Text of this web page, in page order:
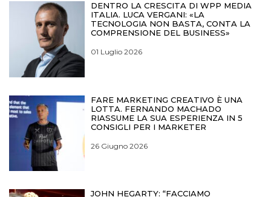
DENTRO LA CRESCITA DI WPP MEDIA
ITALIA. LUCA VERGANI: «LA
TECNOLOGIA NON BASTA, CONTA LA
COMPRENSIONE DEL BUSINESS»
01 Luglio 2026
FARE MARKETING CREATIVO È UNA
LOTTA. FERNANDO MACHADO
RIASSUME LA SUA ESPERIENZA IN 5
CONSIGLI PER I MARKETER
26 Giugno 2026
JOHN HEGARTY: “FACCIAMO